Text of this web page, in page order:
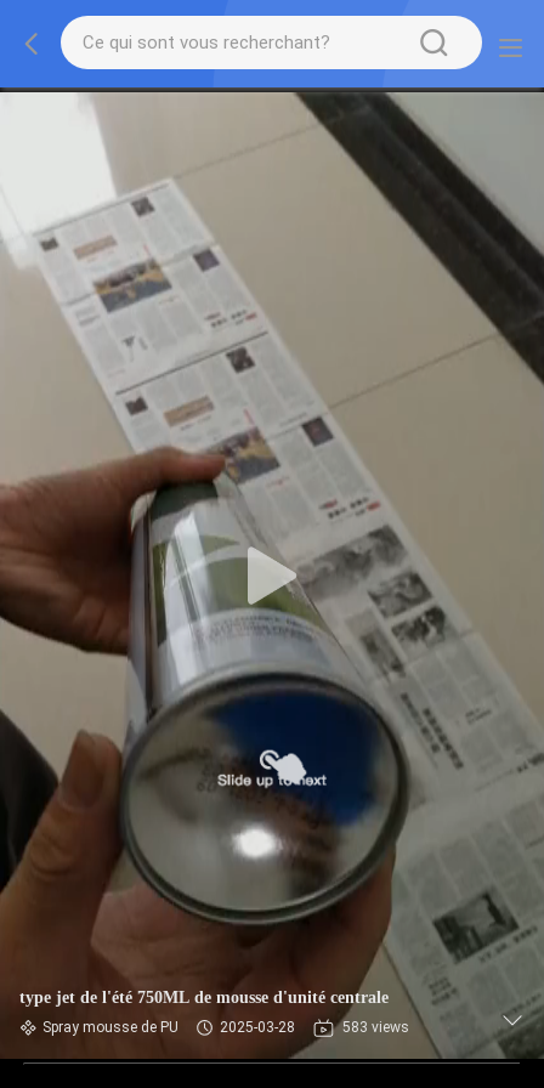
type jet de l'été 750ML de mousse d'unité centrale
Spray mousse de PU 2025-03-28 583 views